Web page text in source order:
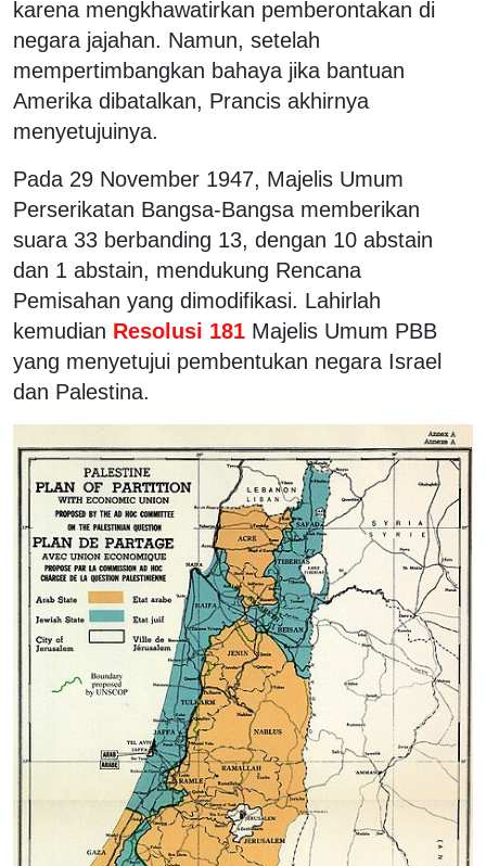
karena mengkhawatirkan pemberontakan di
negara jajahan. Namun, setelah
mempertimbangkan bahaya jika bantuan
Amerika dibatalkan, Prancis akhirnya
menyetujuinya.
Pada 29 November 1947, Majelis Umum
Perserikatan Bangsa-Bangsa memberikan
suara 33 berbanding 13, dengan 10 abstain
dan 1 abstain, mendukung Rencana
Pemisahan yang dimodifikasi. Lahirlah
kemudian Resolusi 181 Majelis Umum PBB
yang menyetujui pembentukan negara Israel
dan Palestina.